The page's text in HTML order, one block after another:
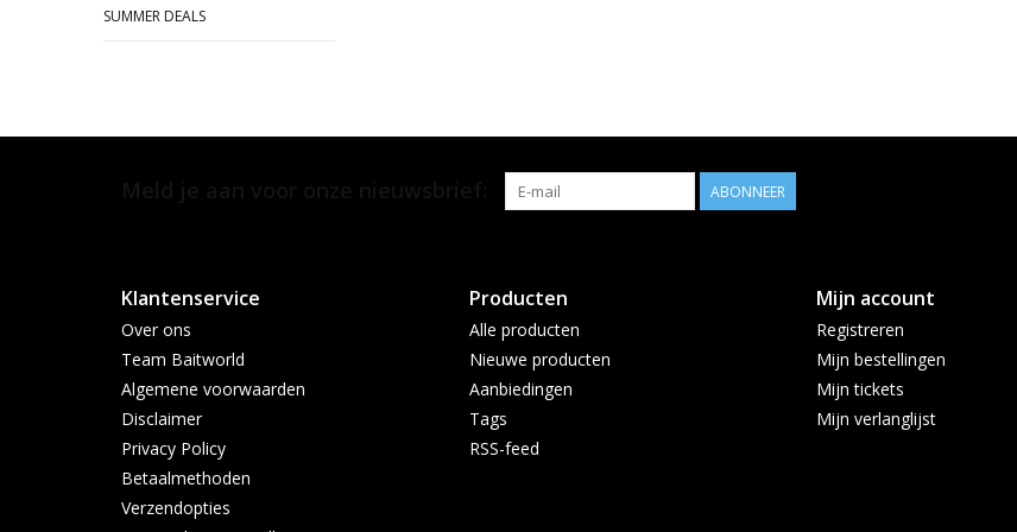
SUMMER DEALS
ABONNEER
Klantenservice
Over ons
Team Baitworld
Algemene voorwaarden
Disclaimer
Privacy Policy
Betaalmethoden
Verzendopties
Producten
Alle producten
Nieuwe producten
Aanbiedingen
Tags
RSS-feed
Mijn account
Registreren
Mijn bestellingen
Mijn tickets
Mijn verlanglijst